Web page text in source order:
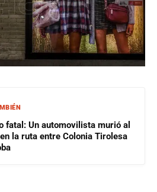
fatal: Un automovilista murió al
la ruta entre Colonia Tirolesa